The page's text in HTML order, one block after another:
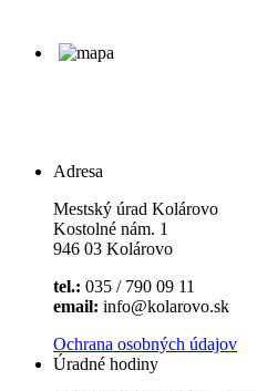
Adresa
Mestský úrad Kolárovo
Kostolné nám. 1
946 03 Kolárovo
tel.: 035 / 790 09 11
email: info@kolarovo.sk
Ochrana osobných údajov
Úradné hodiny